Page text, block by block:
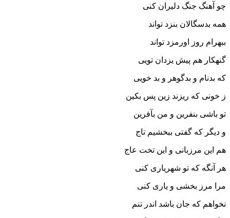
چو آهنگ جنگ دلیران کنى‏
همه بدسگالان بنزد تواند
ببهرام روز اورمزد تواند
گنهکار هم پیش یزدان تویى
که بدنام و بدگوهر و بد خویى‏
ز خونى که ریزند زین پس بکین
تو باشى بنفرین و من بآفرین‏
و دیگر که گفتى ببخشیم تاج
هم این مرزبانى و این تخت عاج‏
هر آنگه که تو شهریارى کنى
مرا مرز بخشى و یارى کنى‏
نخواهم که جان باشد اندر تنم